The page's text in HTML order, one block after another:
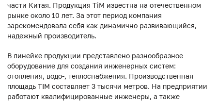
части Китая. Продукция ТiM известна на отечественном
рынке около 10 лет. За этот период компания
зарекомендовала себя как динамично развивающийся,
надежный производитель.
В линейке продукции представлено разнообразное
оборудование для создания инженерных систем:
отопления, водо-, теплоснабжения. Производственная
площадь TIM составляет 3 тысячи метров. На предприятии
работают квалифицированные инженеры, а также